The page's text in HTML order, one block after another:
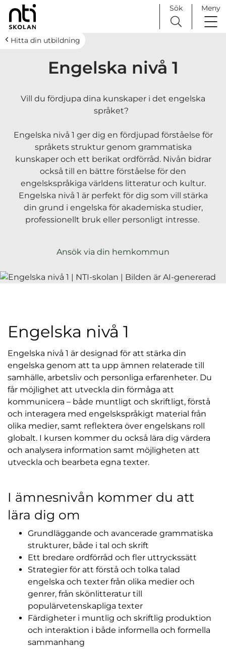
H
Huvudnavigation
Sök Meny
Hitta din utbildning
Engelska nivå 1
Vill du fördjupa dina kunskaper i det engelska
språket?
Engelska nivå 1 ger dig en fördjupad förståelse för
språkets struktur genom grammatiska
kunskaper och ett berikat ordförråd. Nivån bidrar
också till en bättre förståelse för den
engelskspråkiga världens litteratur och kultur.
Engelska nivå 1 är perfekt för dig som vill stärka
din grund i engelska för akademiska studier,
professionellt bruk eller personligt intresse.
Ansök via din hemkommun
Engelska nivå 1
Engelska nivå 1 är designad för att stärka din
engelska genom att ta upp ämnen relaterade till
samhälle, arbetsliv och personliga erfarenheter. Du
får möjlighet att utveckla din förmåga att
kommunicera – både muntligt och skriftligt, förstå
och interagera med engelskspråkigt material från
olika medier, samt reflektera över engelskans roll
globalt. I kursen kommer du också lära dig värdera
och analysera information samt möjligheten att
utveckla och bearbeta egna texter.
I ämnesnivån kommer du att
lära dig om
Grundläggande och avancerade grammatiska
strukturer, både i tal och skrift
Ett bredare ordförråd och fler uttryckssätt
Strategier för att förstå och tolka talad
engelska och texter från olika medier och
genrer, från skönlitteratur till
populärvetenskapliga texter
Färdigheter i muntlig och skriftlig produktion
och interaktion i både informella och formella
sammanhang